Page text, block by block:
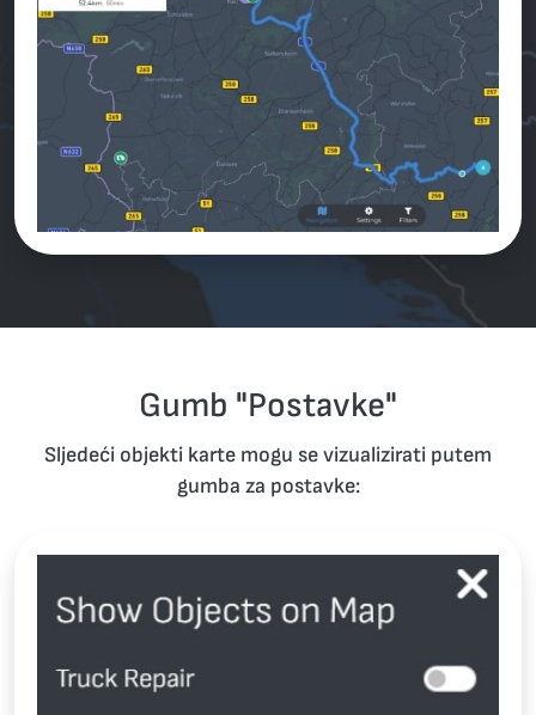
Gumb "Postavke"
Sljedeći objekti karte mogu se vizualizirati putem
gumba za postavke: